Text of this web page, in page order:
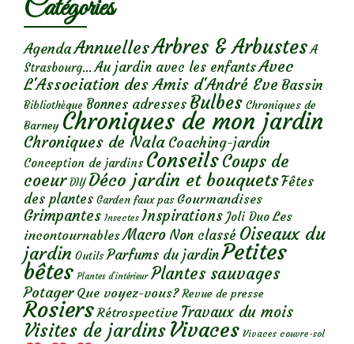
Catégories
AgendaAnnuellesArbres & Arbustes A
Strasbourg... Au jardin avec les enfantsAvec
L'Association des Amis d'André Eve Bassin
Bibliothèque Bonnes adresses Bulbes Chroniques de
Barney Chroniques de mon jardin
Chroniques de Nala Coaching-jardin
Conception de jardins ConseilsCoups de
coeur DIY Déco jardin et bouquetsFêtes
des plantes Garden faux pas Gourmandises
Grimpantes Insectes Inspirations Joli Duo Les
incontournables Macro Non classé Oiseaux du
jardin Outils Parfums du jardinPetites
bêtes Plantes d’intérieur Plantes sauvages
Potager Que voyez-vous? Revue de presse
Rosiers Rétrospective Travaux du mois
Visites de jardins Vivaces Vivaces couvre-sol